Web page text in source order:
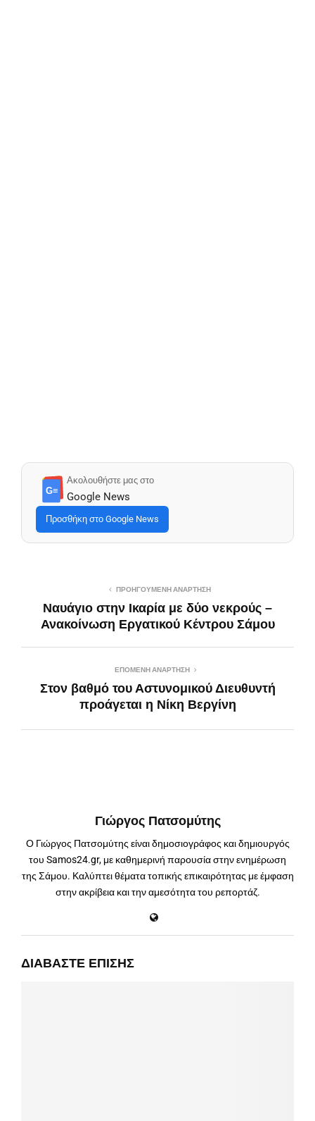
G≡
Ακολουθήστε μας στο
Google News
Προσθήκη στο Google News
ΠΡΟΗΓΟΎΜΕΝΗ ΑΝΆΡΤΗΣΗ
Ναυάγιο στην Ικαρία με δύο νεκρούς –
Ανακοίνωση Εργατικού Κέντρου Σάμου
ΕΠΌΜΕΝΗ ΑΝΆΡΤΗΣΗ
Στον βαθμό του Αστυνομικού Διευθυντή
προάγεται η Νίκη Βεργίνη
Γιώργος Πατσομύτης
Ο Γιώργος Πατσομύτης είναι δημοσιογράφος και δημιουργός
του Samos24.gr, με καθημερινή παρουσία στην ενημέρωση
της Σάμου. Καλύπτει θέματα τοπικής επικαιρότητας με έμφαση
στην ακρίβεια και την αμεσότητα του ρεπορτάζ.
ΔΙΑΒΆΣΤΕ ΕΠΊΣΗΣ